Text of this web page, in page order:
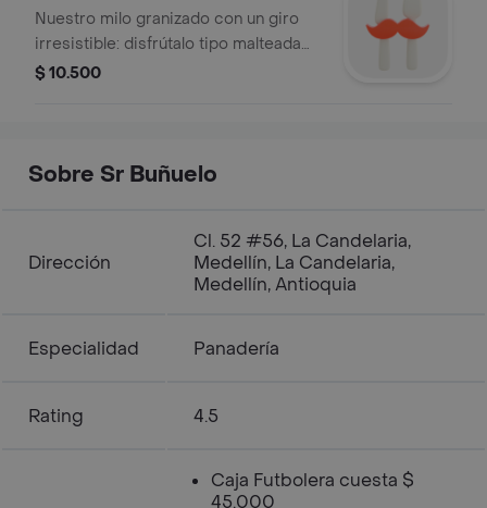
Nuestro milo granizado con un giro
irresistible: disfrútalo tipo malteada
con salsa de arequipe o salsa de
$ 10.500
Sobre Sr Buñuelo
Dirección
Cl. 52 #56, La Candelaria,
Medellín, La Candelaria,
Medellín, Antioquia
Especialidad Panadería
Rating 4.5
Caja Futbolera cuesta $
45.000